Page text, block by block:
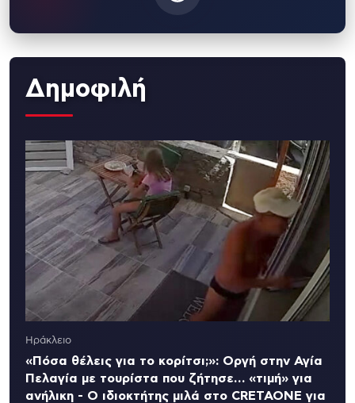
Δημοφιλή
Ηράκλειο
«Πόσα θέλεις για το κορίτσι;»: Οργή στην Αγία
Πελαγία με τουρίστα που ζήτησε… «τιμή» για
ανήλικη - Ο ιδιοκτήτης μιλά στο CRETAONE για